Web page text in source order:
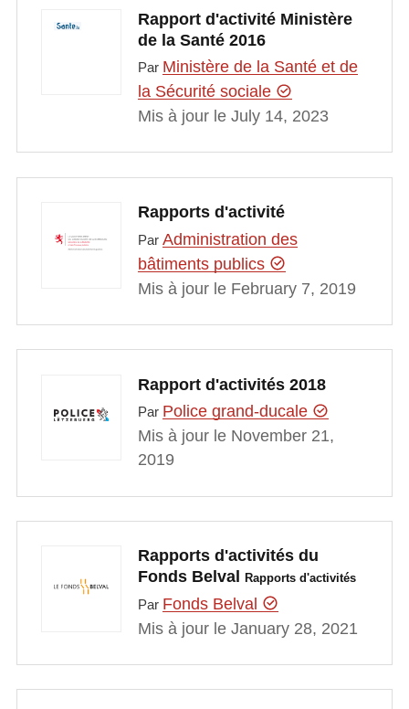
Rapport d'activité Ministère
de la Santé 2016
Par Ministère de la Santé et de
la Sécurité sociale
Mis à jour le July 14, 2023
Rapports d'activité
Par Administration des
bâtiments publics
Mis à jour le February 7, 2019
Rapport d'activités 2018
Par Police grand-ducale
Mis à jour le November 21,
2019
Rapports d'activités du
Fonds Belval
Rapports d'activités
Par Fonds Belval
Mis à jour le January 28, 2021